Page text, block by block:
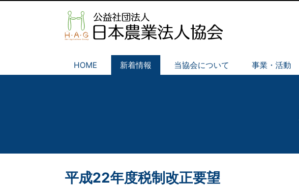
HOME 新着情報 当協会について 事業・活動
平成22年度税制改正要望